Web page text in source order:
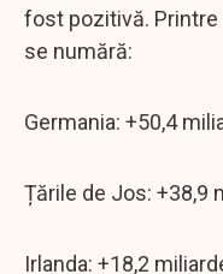
fost pozitivă.
se numără:
Germania: +50,4
Țările de Jos: +38,9
Irlanda: +18,2